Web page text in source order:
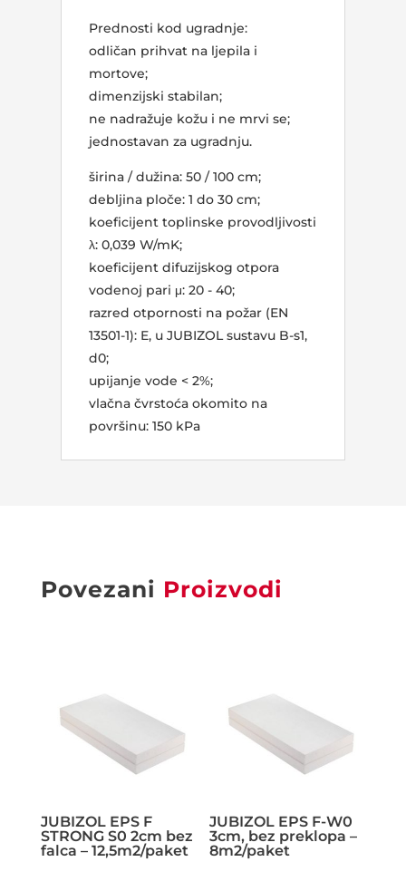
Prednosti kod ugradnje:
odličan prihvat na ljepila i
mortove;
dimenzijski stabilan;
ne nadražuje kožu i ne mrvi se;
jednostavan za ugradnju.
širina / dužina: 50 / 100 cm;
debljina ploče: 1 do 30 cm;
koeficijent toplinske provodljivosti
λ: 0,039 W/mK;
koeficijent difuzijskog otpora
vodenoj pari μ: 20 - 40;
razred otpornosti na požar (EN
13501-1): E, u JUBIZOL sustavu B-s1,
d0;
upijanje vode < 2%;
vlačna čvrstoća okomito na
površinu: 150 kPa
Povezani Proizvodi
JUBIZOL EPS F
STRONG S0 2cm bez
falca – 12,5m2/paket
JUBIZOL EPS F-W0
3cm, bez preklopa –
8m2/paket